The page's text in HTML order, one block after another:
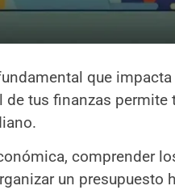
que
de tus finanzas
comprender
un presupuesto